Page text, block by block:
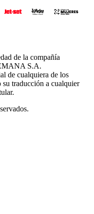
de la compañía
S.A.
de cualquiera de los
su traducción a cualquier